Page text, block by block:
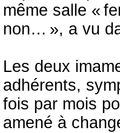
même salle «
non… », a vu
Les deux
adhérents,
fois par mois
amené à